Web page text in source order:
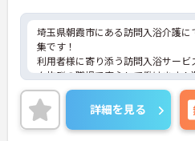
埼玉県朝霞市にある訪問入浴介護に
集です！
利用者様に寄り添う訪問入浴サー
ク抜群の職場で安心して働けます！
ライベートとの両立も叶います♪
ご興味のある方には、面接対策ポイ
に詳細をお話しいたしますのでお気
さい！
詳細を見る